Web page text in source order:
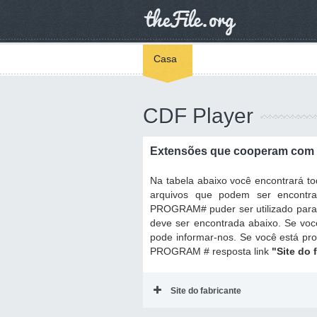
Casa
CDF Player
Extensões que cooperam
Na tabela abaixo você encontrará
arquivos que podem ser
PROGRAM# puder ser utilizado
deve ser encontrada abaixo. Se
pode informar-nos. Se você está
PROGRAM # resposta link "Site do
Site do fabricante